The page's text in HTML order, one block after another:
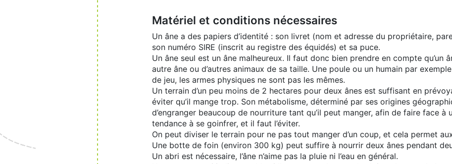
Matériel et conditions nécessaires
Un âne a des papiers d’identité : son livret (nom et adresse du propriétaire,
son numéro SIRE (inscrit au registre des équidés) et sa puce.
Un âne seul est un âne malheureux. Il faut donc bien prendre en compte qu’un
autre âne ou d’autres animaux de sa taille. Une poule ou un humain par
de jeu, les armes physiques ne sont pas les mêmes.
Un terrain d’un peu moins de 2 hectares pour deux ânes est suffisant en
éviter qu’il mange trop. Son métabolisme, déterminé par ses origines
d’engranger beaucoup de nourriture tant qu’il peut manger, afin de faire face
tendance à se goinfrer, et il faut l’éviter.
On peut diviser le terrain pour ne pas tout manger d’un coup, et cela permet
Une botte de foin (environ 300 kg) peut suffire à nourrir deux ânes pendant
Un abri est nécessaire, l’âne n’aime pas la pluie ni l’eau en général.